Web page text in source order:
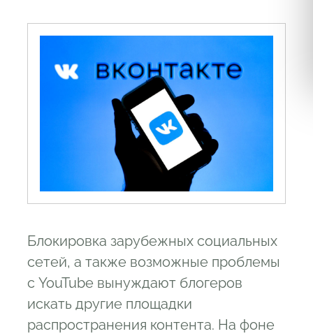
Блокировка зарубежных социальных
сетей, а также возможные проблемы
с YouTube вынуждают блогеров
искать другие площадки
распространения контента. На фоне